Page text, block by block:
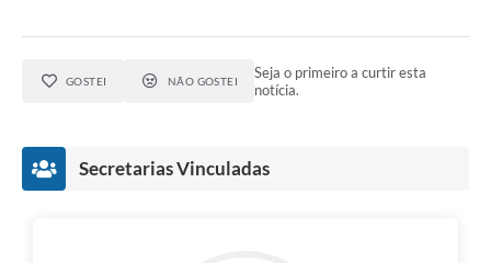
GOSTEI NÃO GOSTEI
Seja o primeiro a curtir esta
notícia.
Secretarias Vinculadas